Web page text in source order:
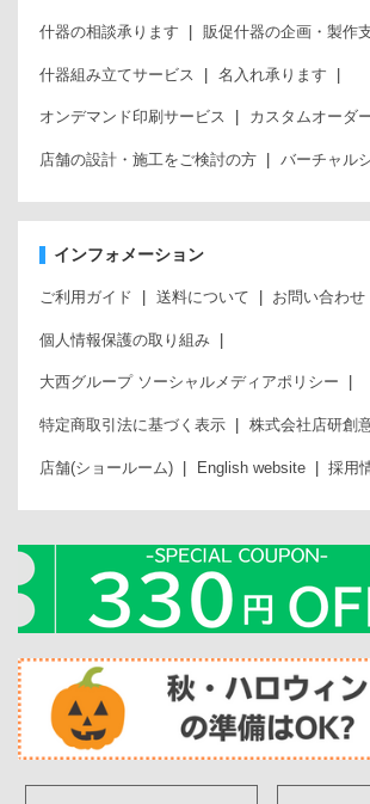
什器の相談承ります 販促什器の企画・製作
什器組み立てサービス 名入れ承ります
オンデマンド印刷サービス カスタムオーダ
店舗の設計・施工をご検討の方 バーチャル
インフォメーション
ご利用ガイド 送料について お問い合わせ
個人情報保護の取り組み
大西グループ ソーシャルメディアポリシー
特定商取引法に基づく表示 株式会社店研創
店舗(ショールーム) English website 採用